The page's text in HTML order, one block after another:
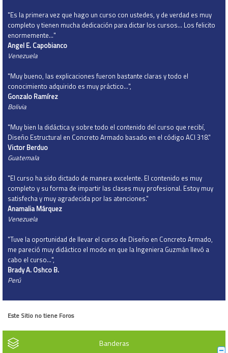
"Es la primera vez que hago un curso con ustedes, y de verdad es muy
completo y tienen mucha dedicación para dictar los cursos... Los felicito
enormemente…"
Angel E. Capobianco
Venezuela
"Muy bueno, las explicaciones fueron bastante claras y todo el
conocimiento adquirido es muy práctico…",
Gonzalo Ramírez
Bolivia
"Muy bien la didáctica y sobre todo el contenido del curso que recibí,
Diseño Estructural en Concreto Armado basado en el código ACI 318."
Victor Berduo
Guatemala
"El curso ha sido dictado de manera excelente. El contenido es muy
completo y su forma de impartir las clases muy profesional. Estoy muy
satisfecha y muy agradecida por las atenciones."
Anamalia Márquez
Venezuela
"Tuve la oportunidad de llevar el curso de Diseño en Concreto Armado,
me pareció muy didáctico el modo en que la Ingeniera Guzmán llevó a
cabo el curso…",
Brady A. Oshco B.
Perú
Este Sitio no tiene Foros
Banderas